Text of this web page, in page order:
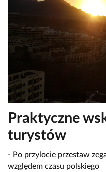
Praktyczne
turystów
- Po przylocie przestaw
względem czasu polskiego